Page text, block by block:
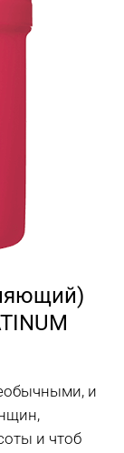
и
и чтоб